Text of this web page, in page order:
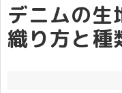
デニムの生
織り方と種